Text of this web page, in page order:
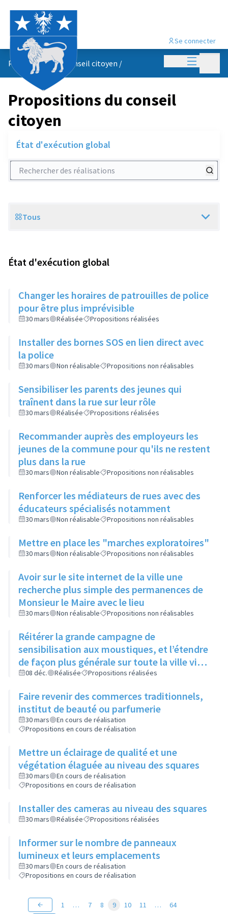
Menu
Se connecter
Propositions du conseil citoyen /
Propositions du conseil
citoyen
État d'exécution global
Rechercher des réalisations
Scope
Tous
État d'exécution global
Changer les horaires de patrouilles de police
pour être plus imprévisible
30 mars Réalisée Propositions réalisées
Installer des bornes SOS en lien direct avec
la police
30 mars Non réalisable Propositions non réalisables
Sensibiliser les parents des jeunes qui
traînent dans la rue sur leur rôle
30 mars Réalisée Propositions réalisées
Recommander auprès des employeurs les
jeunes de la commune pour qu'ils ne restent
plus dans la rue
30 mars Non réalisable Propositions non réalisables
Renforcer les médiateurs de rues avec des
éducateurs spécialisés notamment
30 mars Non réalisable Propositions non réalisables
Mettre en place les "marches exploratoires"
30 mars Non réalisable Propositions non réalisables
Avoir sur le site internet de la ville une
recherche plus simple des permanences de
Monsieur le Maire avec le lieu
30 mars Non réalisable Propositions non réalisables
Réitérer la grande campagne de
sensibilisation aux moustiques, et l’étendre
de façon plus générale sur toute la ville via
ses réseaux sociaux et canaux de diffusion
08 déc. Réalisée Propositions réalisées
Faire revenir des commerces traditionnels,
institut de beauté ou parfumerie
30 mars
En cours de réalisation
Propositions en cours de réalisation
Mettre un éclairage de qualité et une
végétation élaguée au niveau des squares
30 mars
En cours de réalisation
Propositions en cours de réalisation
Installer des cameras au niveau des squares
30 mars Réalisée Propositions réalisées
Informer sur le nombre de panneaux
lumineux et leurs emplacements
30 mars
En cours de réalisation
Propositions en cours de réalisation
1 … 7 8 9 10 11 … 64